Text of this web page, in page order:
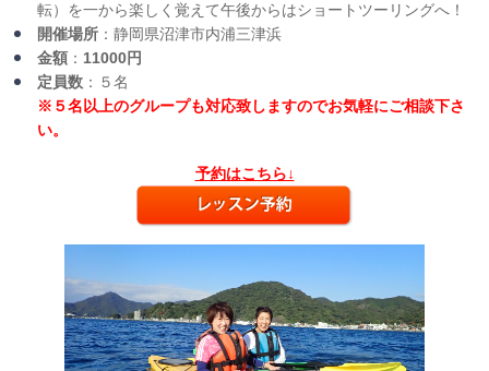
転）を一から楽しく覚えて午後からはショートツーリングへ！
開催場所 ：静岡県沼津市内浦三津浜
金額 ： 11000円
定員数 ：５名
※５名以上のグループも対応致しますのでお気軽にご相談下さ
い。
予約はこちら↓